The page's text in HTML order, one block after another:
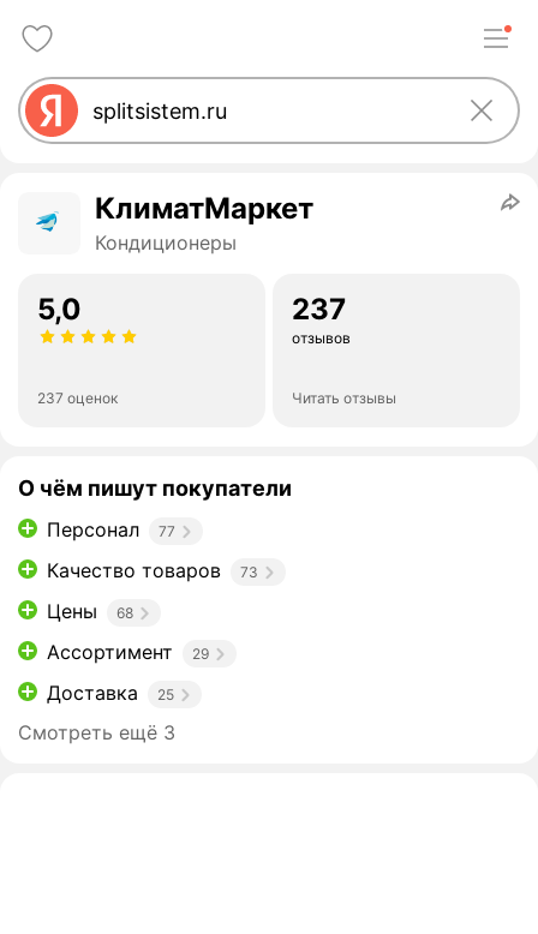
КлиматМаркет
Кондиционеры
5,0
237 оценок
237
отзывов
Читать отзывы
О чём пишут покупатели
Персонал 77
Качество товаров 73
Цены 68
Ассортимент 29
Доставка 25
Смотреть ещё 3